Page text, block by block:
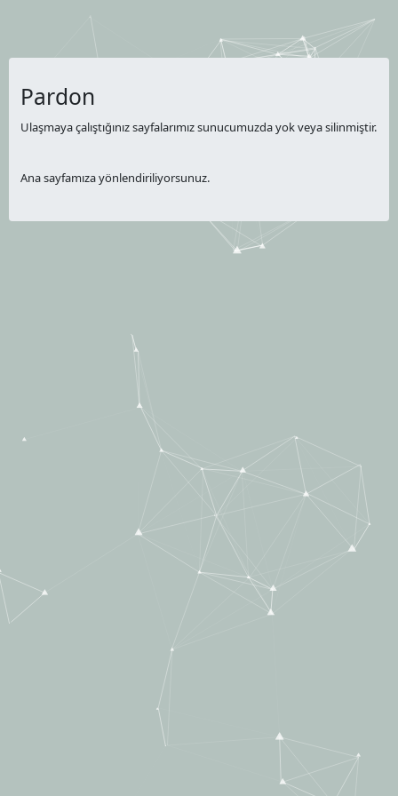
Pardon
Ulaşmaya çalıştığınız sayfalarımız sunucumuzda yok veya silinmiştir.
Ana sayfamıza yönlendiriliyorsunuz.